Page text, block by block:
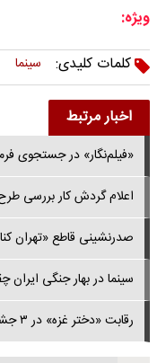
ویژه:
کلمات کلیدی:
سینما
اخبار مرتبط
«فیلم‌نگار» در جستجوی
اعلام گردش کار بررسی
صدرنشینی قاطع «تهران
سینما در بهار جنگی
رقابت «دختر غزه» در ۳ جشنواره جهانی